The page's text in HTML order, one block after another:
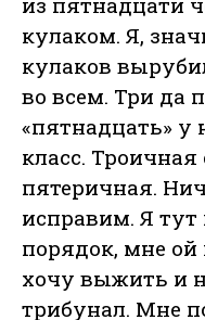
кулаком. Я,
кулаков
во всем. Три да
«пятнадцать» у
класс.
пятеричная.
исправим. Я тут
порядок, мне ой
хочу выжить и
трибунал. Мне